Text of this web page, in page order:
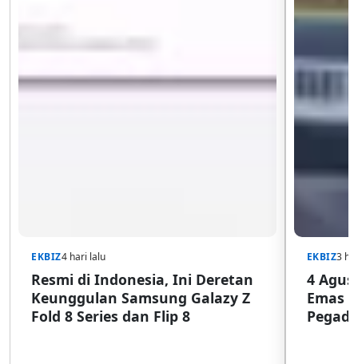
EKBIZ4 hari lalu
Resmi di Indonesia, Ini Deretan
Keunggulan Samsung Galazy Z
Fold 8 Series dan Flip 8
EKBIZ3
4
Emas